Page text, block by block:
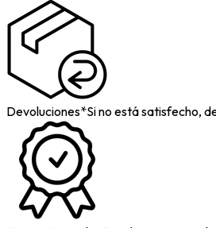
Devoluciones*Si no está satisfecho,